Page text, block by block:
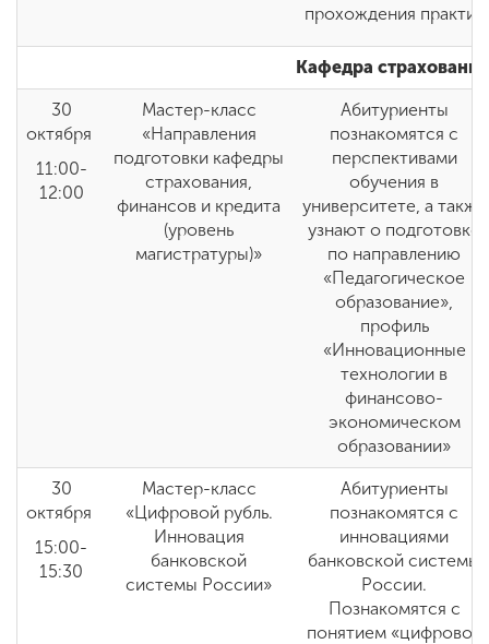
прохождения практик
Кафедра
30
октября
11:00-
12:00
Мастер-класс
«Направления
подготовки кафедры
страхования,
финансов и кредита
(уровень
магистратуры)»
Абитуриенты
познакомятся с
перспективами
обучения в
университете, а также
узнают о подготовке
по направлению
«Педагогическое
образование»,
профиль
«Инновационные
технологии в
финансово-
экономическом
образовании»
30
октября
15:00-
15:30
Мастер-класс
«Цифровой рубль.
Инновация
банковской
системы России»
Абитуриенты
познакомятся с
инновациями
банковской системы
России.
Познакомятся с
понятием «цифровой